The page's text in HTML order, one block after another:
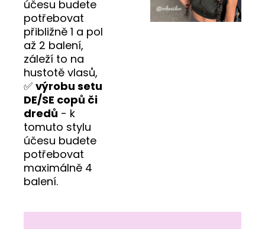
účesu budete
potřebovat
přibližně 1 a pol
až 2 balení,
záleží to na
hustotě vlasů,
✅ výrobu setu
DE/SE copů či
dredů - k
tomuto stylu
účesu budete
potřebovat
maximálně 4
balení.